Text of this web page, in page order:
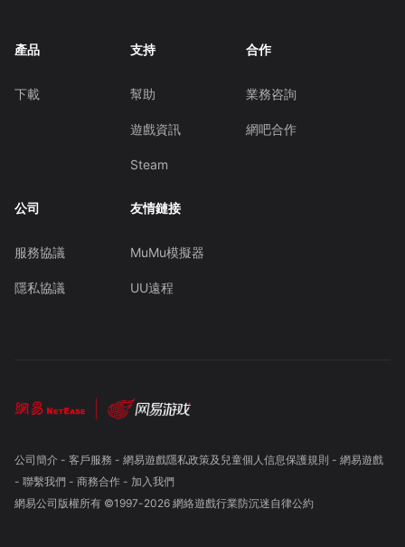
產品
下載
支持
幫助
遊戲資訊
Steam
合作
業務咨詢
網吧合作
公司
服務協議
隱私協議
友情鏈接
MuMu模擬器
UU遠程
公司簡介- 客戶服務 - 網易遊戲隱私政策及兒童個人信息保護規則 - 網易遊戲
- 聯繫我們- 商務合作- 加入我們
網易公司版權所有 ©1997-2026 網絡遊戲行業防沉迷自律公約